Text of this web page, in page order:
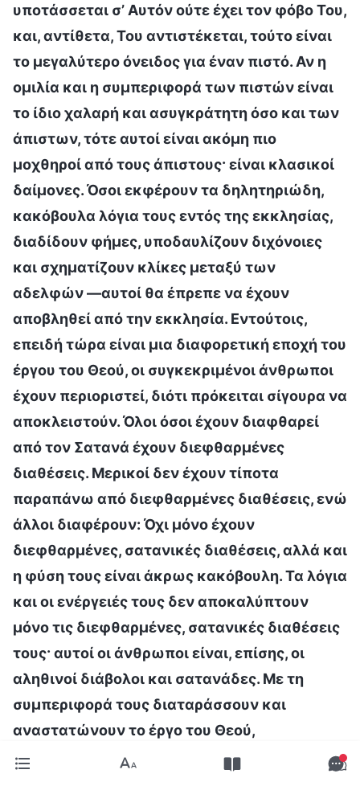
υποτάσσεται σ’ Αυτόν ούτε έχει τον φόβο Του,
και, αντίθετα, Του αντιστέκεται, τούτο είναι
το μεγαλύτερο όνειδος για έναν πιστό. Αν η
ομιλία και η συμπεριφορά των πιστών είναι
το ίδιο χαλαρή και ασυγκράτητη όσο και των
άπιστων, τότε αυτοί είναι ακόμη πιο
μοχθηροί από τους άπιστους· είναι κλασικοί
δαίμονες. Όσοι εκφέρουν τα δηλητηριώδη,
κακόβουλα λόγια τους εντός της εκκλησίας,
διαδίδουν φήμες, υποδαυλίζουν διχόνοιες
και σχηματίζουν κλίκες μεταξύ των
αδελφών —αυτοί θα έπρεπε να έχουν
αποβληθεί από την εκκλησία. Εντούτοις,
επειδή τώρα είναι μια διαφορετική εποχή του
έργου του Θεού, οι συγκεκριμένοι άνθρωποι
έχουν περιοριστεί, διότι πρόκειται σίγουρα να
αποκλειστούν. Όλοι όσοι έχουν διαφθαρεί
από τον Σατανά έχουν διεφθαρμένες
διαθέσεις. Μερικοί δεν έχουν τίποτα
παραπάνω από διεφθαρμένες διαθέσεις, ενώ
άλλοι διαφέρουν: Όχι μόνο έχουν
διεφθαρμένες, σατανικές διαθέσεις, αλλά και
η φύση τους είναι άκρως κακόβουλη. Τα λόγια
και οι ενέργειές τους δεν αποκαλύπτουν
μόνο τις διεφθαρμένες, σατανικές διαθέσεις
τους· αυτοί οι άνθρωποι είναι, επίσης, οι
αληθινοί διάβολοι και σατανάδες. Με τη
συμπεριφορά τους διαταράσσουν και
αναστατώνουν το έργο του Θεού,
αναστατώνουν τη ζωή-είσοδο των αδελφών